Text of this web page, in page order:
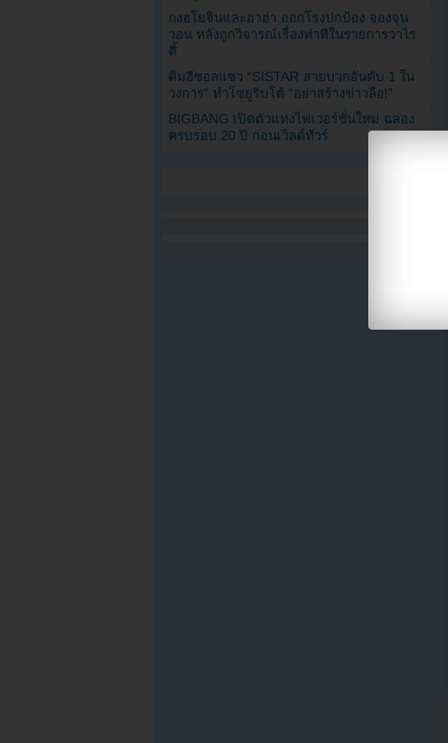
กงฮโยจินและฮาฮ่า ออกโรงปกป้อง จองจุน
วอน หลังถูกวิจารณ์เรื่องท่าทีในรายการวาไร
ตี้
คิมฮีชอลแซว “SISTAR สายบวกอันดับ 1 ใน
วงการ” ทำโซยูรีบโต้ “อย่าสร้างข่าวลือ!”
BIGBANG เปิดตัวแท่งไฟเวอร์ชั่นใหม่ ฉลอง
ครบรอบ 20 ปี ก่อนเวิลด์ทัวร์